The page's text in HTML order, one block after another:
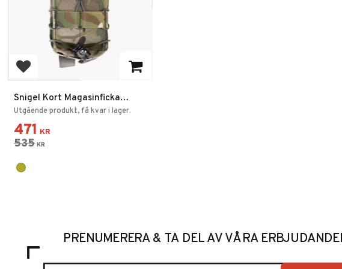
Lägg till i favoriter
Snigel Kort Magasinficka
Speed Pouch 12
Utgående produkt, få kvar i lager.
471 KR
535 KR
PRENUMERERA & TA DEL AV VÅRA